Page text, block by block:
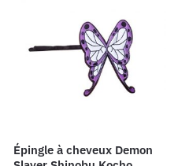
Épingle à cheveux Demon